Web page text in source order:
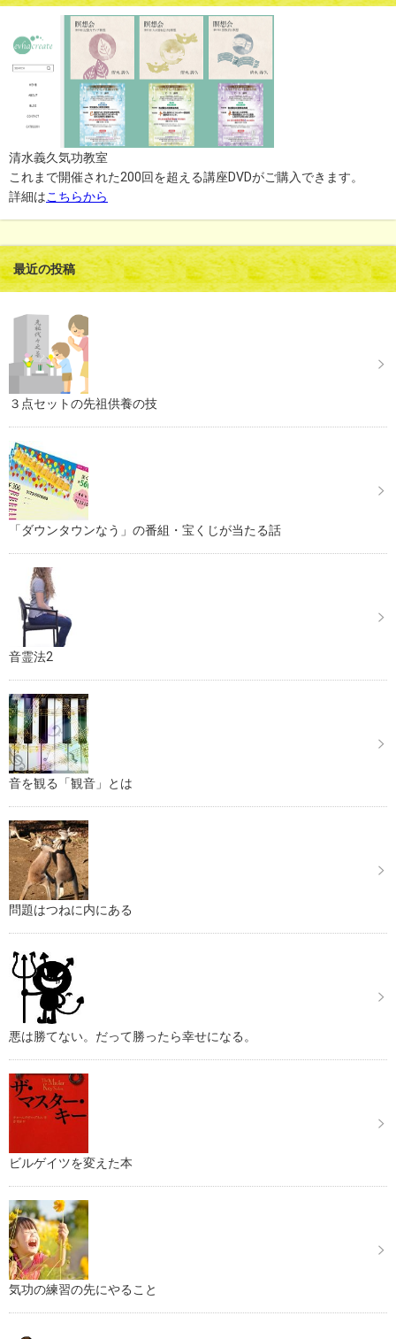
清水義久気功教室
これまで開催された200回を超える講座DVDがご購入できます。
詳細はこちらから
最近の投稿
３点セットの先祖供養の技
「ダウンタウンなう」の番組・宝くじが当たる話
音霊法2
音を観る「観音」とは
問題はつねに内にある
悪は勝てない。だって勝ったら幸せになる。
ビルゲイツを変えた本
気功の練習の先にやること